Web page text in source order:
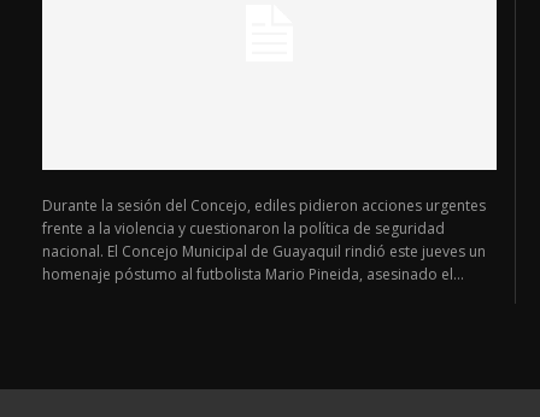
Durante la sesión del Concejo, ediles pidieron acciones urgentes
frente a la violencia y cuestionaron la política de seguridad
nacional. El Concejo Municipal de Guayaquil rindió este jueves un
homenaje póstumo al futbolista Mario Pineida, asesinado el...